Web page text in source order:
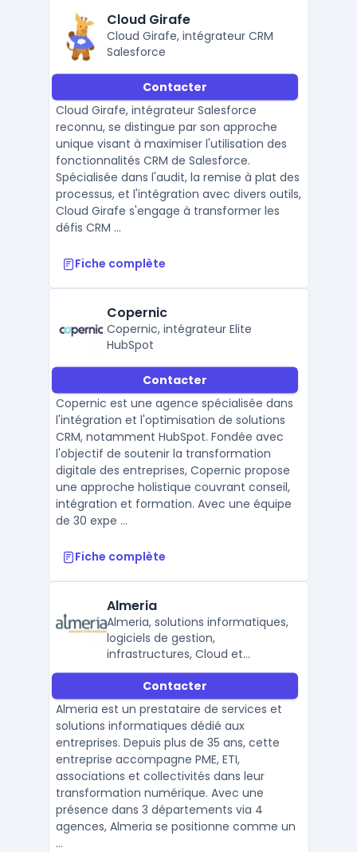
Cloud Girafe
Cloud Girafe, intégrateur CRM
Salesforce
Contacter
Cloud Girafe, intégrateur Salesforce
reconnu, se distingue par son approche
unique visant à maximiser l'utilisation des
fonctionnalités CRM de Salesforce.
Spécialisée dans l'audit, la remise à plat des
processus, et l'intégration avec divers outils,
Cloud Girafe s'engage à transformer les
défis CRM ...
Fiche complète
Copernic
Copernic, intégrateur Elite
HubSpot
Contacter
Copernic est une agence spécialisée dans
l'intégration et l'optimisation de solutions
CRM, notamment HubSpot. Fondée avec
l'objectif de soutenir la transformation
digitale des entreprises, Copernic propose
une approche holistique couvrant conseil,
intégration et formation. Avec une équipe
de 30 expe ...
Fiche complète
Almeria
Almeria, solutions informatiques,
logiciels de gestion,
infrastructures, Cloud et
services de proximité.
Contacter
Almeria est un prestataire de services et
solutions informatiques dédié aux
entreprises. Depuis plus de 35 ans, cette
entreprise accompagne PME, ETI,
associations et collectivités dans leur
transformation numérique. Avec une
présence dans 3 départements via 4
agences, Almeria se positionne comme un
...